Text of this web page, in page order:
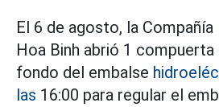
El 6 de agosto, la
Hoa Binh abrió 1
fondo del embalse
las 16:00 para regular el